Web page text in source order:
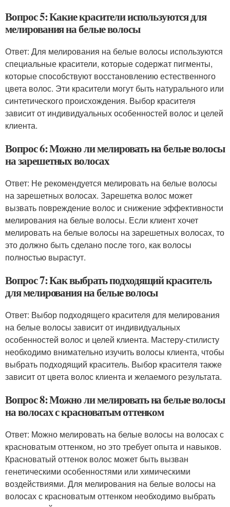
Вопрос 5: Какие красители используются для
мелирования на белые волосы
Ответ: Для мелирования на белые волосы используются
специальные красители, которые содержат пигменты,
которые способствуют восстановлению естественного
цвета волос. Эти красители могут быть натурального или
синтетического происхождения. Выбор красителя
зависит от индивидуальных особенностей волос и целей
клиента.
Вопрос 6: Можно ли мелировать на белые волосы
на зарешетных волосах
Ответ: Не рекомендуется мелировать на белые волосы
на зарешетных волосах. Зарешетка волос может
вызвать повреждение волос и снижение эффективности
мелирования на белые волосы. Если клиент хочет
мелировать на белые волосы на зарешетных волосах, то
это должно быть сделано после того, как волосы
полностью вырастут.
Вопрос 7: Как выбрать подходящий краситель
для мелирования на белые волосы
Ответ: Выбор подходящего красителя для мелирования
на белые волосы зависит от индивидуальных
особенностей волос и целей клиента. Мастеру-стилисту
необходимо внимательно изучить волосы клиента, чтобы
выбрать подходящий краситель. Выбор красителя также
зависит от цвета волос клиента и желаемого результата.
Вопрос 8: Можно ли мелировать на белые волосы
на волосах с красноватым оттенком
Ответ: Можно мелировать на белые волосы на волосах с
красноватым оттенком, но это требует опыта и навыков.
Красноватый оттенок волос может быть вызван
генетическими особенностями или химическими
воздействиями. Для мелирования на белые волосы на
волосах с красноватым оттенком необходимо выбрать